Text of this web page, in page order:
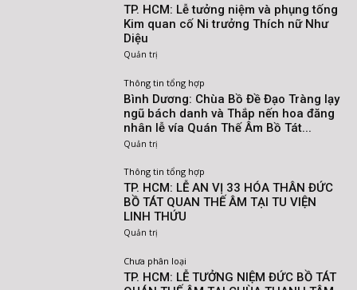
TP. HCM: Lễ tưởng niệm và phụng tống
Kim quan cố Ni trưởng Thích nữ Như
Diệu
Quản trị
Thông tin tổng hợp
Bình Dương: Chùa Bồ Đề Đạo Tràng lạy
ngũ bách danh và Thắp nến hoa đăng
nhân lễ vía Quán Thế Âm Bồ Tát...
Quản trị
Thông tin tổng hợp
TP. HCM: LỄ AN VỊ 33 HÓA THÂN ĐỨC
BỒ TÁT QUAN THẾ ÂM TẠI TU VIỆN
LINH THỨU
Quản trị
Chưa phân loại
TP. HCM: LỄ TƯỞNG NIỆM ĐỨC BỒ TÁT